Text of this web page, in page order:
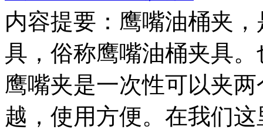
内容提要： 鹰嘴油桶夹
具，俗称鹰嘴油桶夹具
鹰嘴夹是一次性可以夹
越，使用方便。在我们